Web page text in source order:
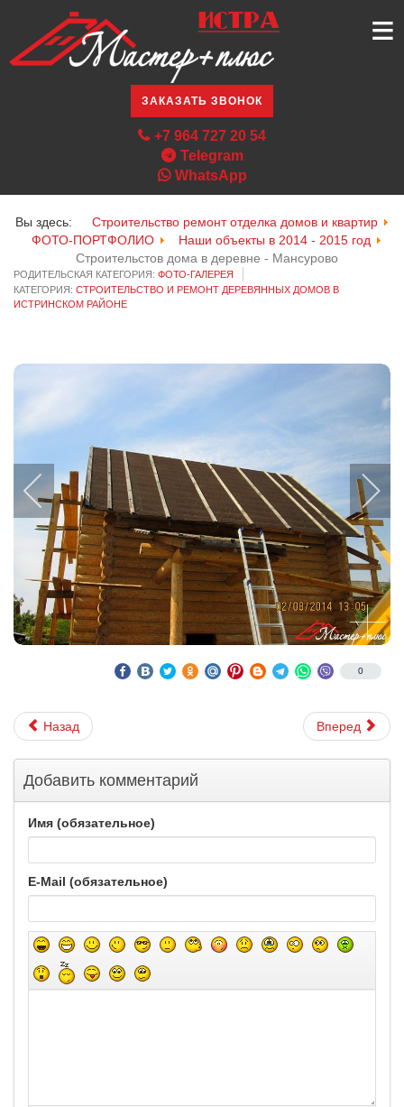
≡
ЗАКАЗАТЬ ЗВОНОК
+7 964 727 20 54
Telegram
WhatsApp
Вы здесь:
Строительство ремонт отделка домов и квартир
ФОТО-ПОРТФОЛИО
Наши объекты в 2014 - 2015 год
Строительстов дома в деревне - Мансурово
РОДИТЕЛЬСКАЯ КАТЕГОРИЯ: ФОТО-ГАЛЕРЕЯ
КАТЕГОРИЯ: СТРОИТЕЛЬСТВО И РЕМОНТ ДЕРЕВЯННЫХ ДОМОВ В
ИСТРИНСКОМ РАЙОНЕ
0
Назад Вперед
Добавить комментарий
Имя (обязательное)
E-Mail (обязательное)